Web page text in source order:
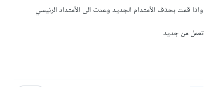
واذا قمت بحذف الأمتدام الجديد وعدت الى الأمتداد الرئيسي
تعمل من جديد